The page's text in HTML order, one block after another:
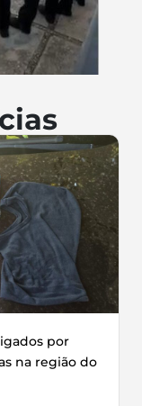
por
na região do